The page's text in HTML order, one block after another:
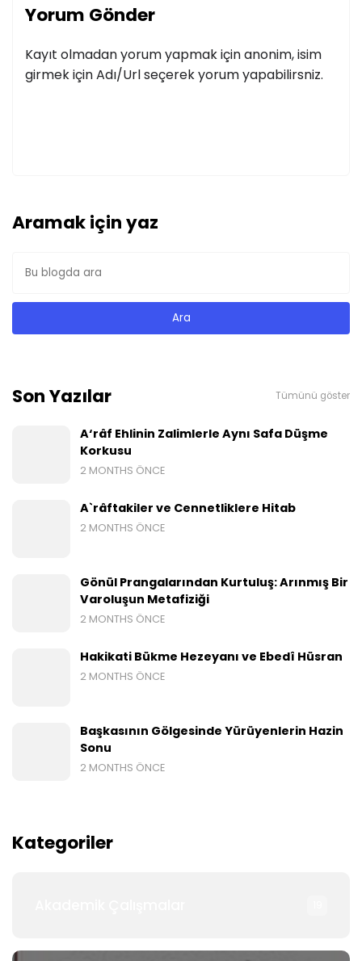
Yorum Gönder
Kayıt olmadan yorum yapmak için anonim, isim
girmek için Adı/Url seçerek yorum yapabilirsniz.
Aramak için yaz
Son Yazılar Tümünü göster
A‘râf Ehlinin Zalimlerle Aynı Safa Düşme
Korkusu
2 MONTHS ÖNCE
A`râftakiler ve Cennetliklere Hitab
2 MONTHS ÖNCE
Gönül Prangalarından Kurtuluş: Arınmış Bir
Varoluşun Metafiziği
2 MONTHS ÖNCE
Hakikati Bükme Hezeyanı ve Ebedî Hüsran
2 MONTHS ÖNCE
Başkasının Gölgesinde Yürüyenlerin Hazin
Sonu
2 MONTHS ÖNCE
Kategoriler